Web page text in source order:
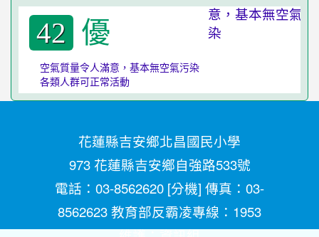
42 優
空氣質量令人滿意，基本無空氣污染
各類人群可正常活動
花蓮縣吉安鄉北昌國民小學
973 花蓮縣吉安鄉自強路533號
電話：03-8562620 [分機] 傳真：03-
8562623 教育部反霸凌專線：1953